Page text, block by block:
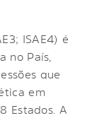
ISAE4) é
no País,
que
em
Estados. A